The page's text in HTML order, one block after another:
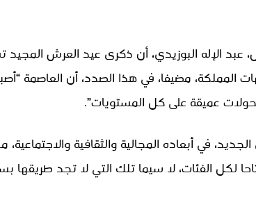
الإله البوزيدي، أن ذكرى عيد العرش
مضيفا، في هذا الصدد، أن العاصمة
عميقة على كل المستويات”.
في أبعاده المجالية والثقافية
لكل الفئات، لا سيما تلك التي لا تجد طريقها